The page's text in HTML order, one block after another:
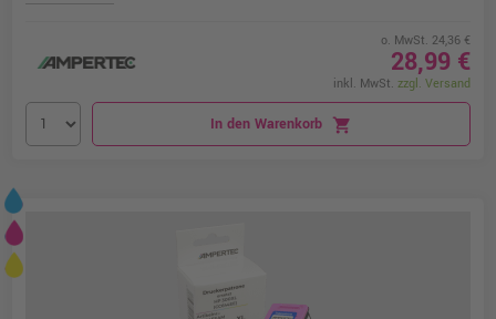
o. MwSt. 24,36 €
28,99 €
inkl. MwSt. zzgl. Versand
In den Warenkorb shopping_cart